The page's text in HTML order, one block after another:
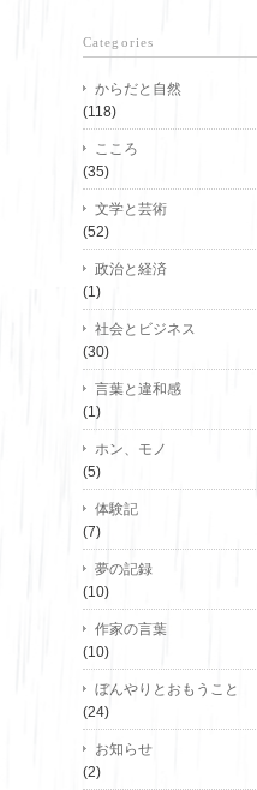
Categories
からだと自然
(118)
こころ
(35)
文学と芸術
(52)
政治と経済
(1)
社会とビジネス
(30)
言葉と違和感
(1)
ホン、モノ
(5)
体験記
(7)
夢の記録
(10)
作家の言葉
(10)
ぼんやりとおもうこと
(24)
お知らせ
(2)